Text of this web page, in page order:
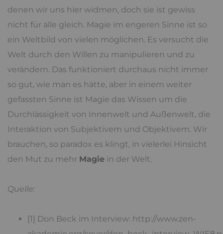
denen wir uns hier widmen, doch sie ist gewiss
nicht für alle gleich. Magie im engeren Sinne ist so
ein Weltbild von vielen möglichen. Es versucht die
Welt durch den Willen zu manipulieren und zu
verändern. Das funktioniert durchaus nicht immer
so gut, wie man es hätte, aber in einem weiter
gefassten Sinne ist Magie das Wissen um die
Durchlässigkeit von Innenwelt und Außenwelt, die
Interaktion von Subjektivem und Objektivem. Wir
brauchen, so paradox es klingt, in vielerlei Hinsicht
den Mut zu mehr Magie in der Welt.
Quelle:
[1] Don Beck im Interview: http://www.zen-